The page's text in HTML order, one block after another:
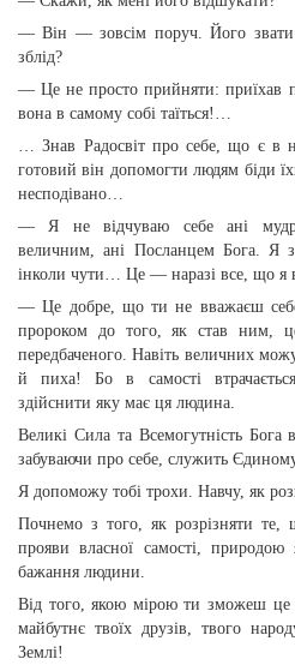
— Він — зовсім поруч. Його
зблід?
— Це не просто прийняти: приїхав
вона в самому собі таїться!…
… Знав Радосвіт про себе, що є
готовий він допомогти людям біди
несподівано…
— Я не відчуваю себе ані
величним, ані Посланцем Бога. Я
інколи чути… Це — наразі все, що
— Це добре, що ти не вважаєш
пророком до того, як став ним,
передбаченого. Навіть величних
й пиха! Бо в самості
здійснити яку має ця людина.
Великі Сила та Всемогутність Бога
забуваючи про себе, служить
Я допоможу тобі трохи. Навчу, як
Почнемо з того, як розрізняти те,
прояви власної самості, природою
бажання людини.
Від того, якою мірою ти зможеш це
майбутнє твоїх друзів, твого
Землі!